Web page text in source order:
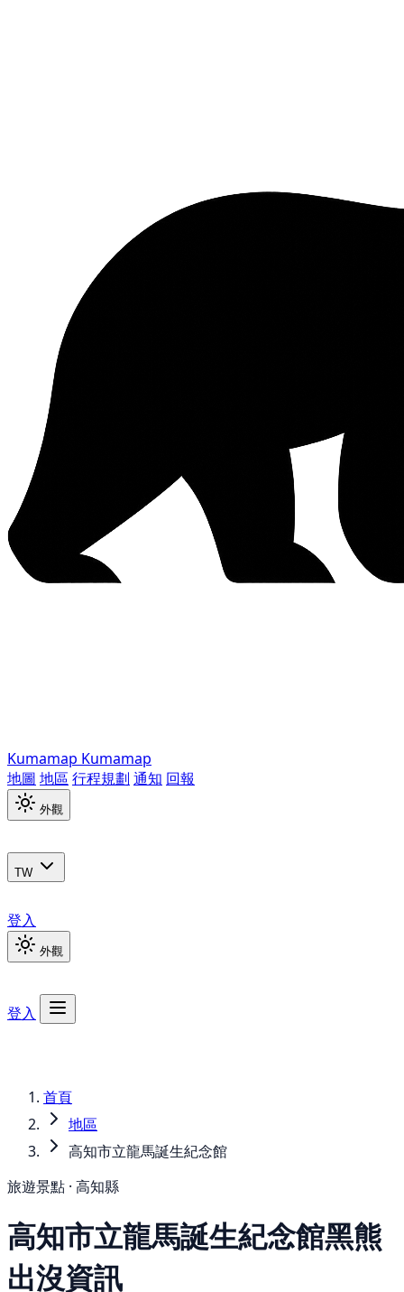
Kumamap Kumamap
地圖 地區 行程規劃 通知 回報
外觀
TW
登入
外觀
登入
首頁
地區
高知市立龍馬誕生紀念館
旅遊景點 · 高知縣
高知市立龍馬誕生紀念館黑熊
出沒資訊